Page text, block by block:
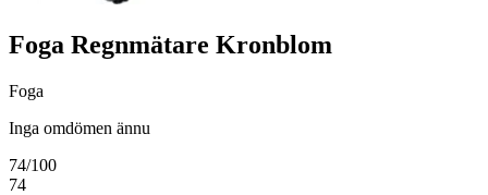
Foga Regnmätare Kronblom
Foga
Inga omdömen ännu
74/100
74